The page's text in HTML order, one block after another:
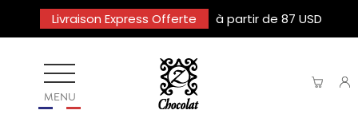
Livraison Express Offerte à partir de 87 USD
MENU